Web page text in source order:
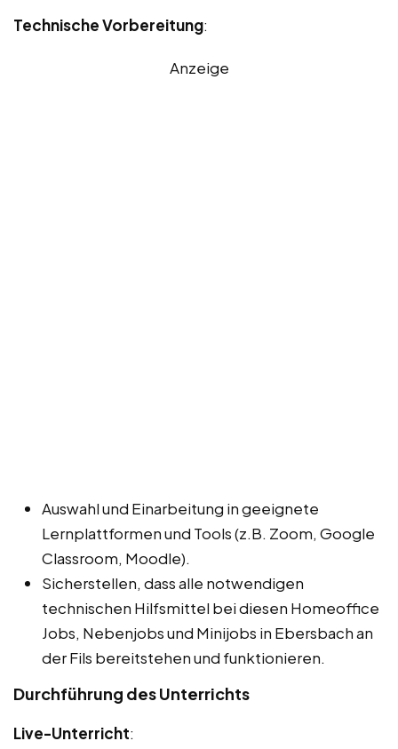
Technische Vorbereitung:
Anzeige
Auswahl und Einarbeitung in geeignete
Lernplattformen und Tools (z.B. Zoom, Google
Classroom, Moodle).
Sicherstellen, dass alle notwendigen
technischen Hilfsmittel bei diesen Homeoffice
Jobs, Nebenjobs und Minijobs in Ebersbach an
der Fils bereitstehen und funktionieren.
Durchführung des Unterrichts
Live-Unterricht: